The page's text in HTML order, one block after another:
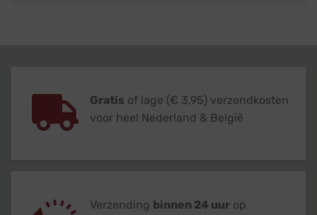
Gratis of lage (€ 3,95) verzendkosten
voor heel Nederland & België
Verzending binnen 24 uur op